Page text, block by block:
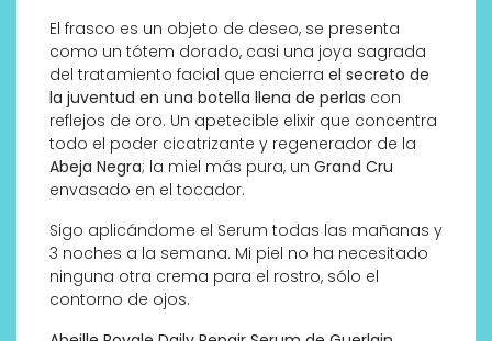
El frasco es un objeto de deseo, se presenta
como un tótem dorado, casi una joya sagrada
del tratamiento facial que encierra el secreto de
la juventud en una botella llena de perlas con
reflejos de oro. Un apetecible elixir que concentra
todo el poder cicatrizante y regenerador de la
Abeja Negra; la miel más pura, un Grand Cru
envasado en el tocador.
Sigo aplicándome el Serum todas las mañanas y
3 noches a la semana. Mi piel no ha necesitado
ninguna otra crema para el rostro, sólo el
contorno de ojos.